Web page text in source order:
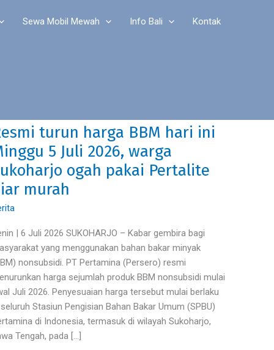
Sewa Mobil Mewah Info Bali Kontak
turun harga BBM hari ini
5 Juli 2026, warga
ogah pakai Pertalite
murah
| 6 Juli 2026 SUKOHARJO – Kabar gembira bagi
yang menggunakan bahan bakar minyak
nonsubsidi. PT Pertamina (Persero) resmi
harga sejumlah produk BBM nonsubsidi mulai
Juli 2026. Penyesuaian harga tersebut mulai berlaku
Stasiun Pengisian Bahan Bakar Umum (SPBU)
di Indonesia, termasuk di wilayah Sukoharjo,
Tengah, pada […]